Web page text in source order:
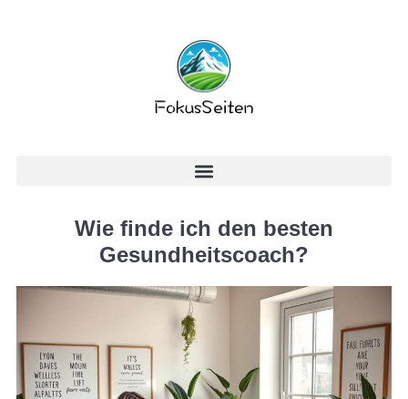
Wie finde ich den besten
Gesundheitscoach?